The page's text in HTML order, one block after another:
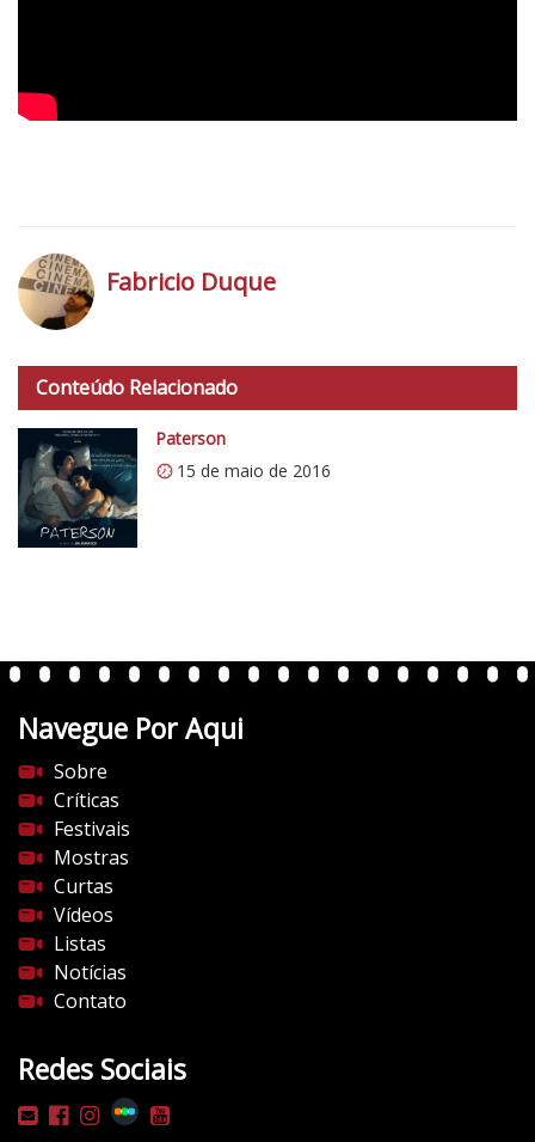
t
p
s
:
/
/
w
p
c
o
m
/
v
e
r
t
e
n
e
d
Fabricio Duque
Conteúdo Relacionado
Paterson
15 de maio de 2016
Navegue Por Aqui
Sobre
Críticas
Festivais
Mostras
Curtas
Vídeos
Listas
Notícias
Contato
Redes Sociais